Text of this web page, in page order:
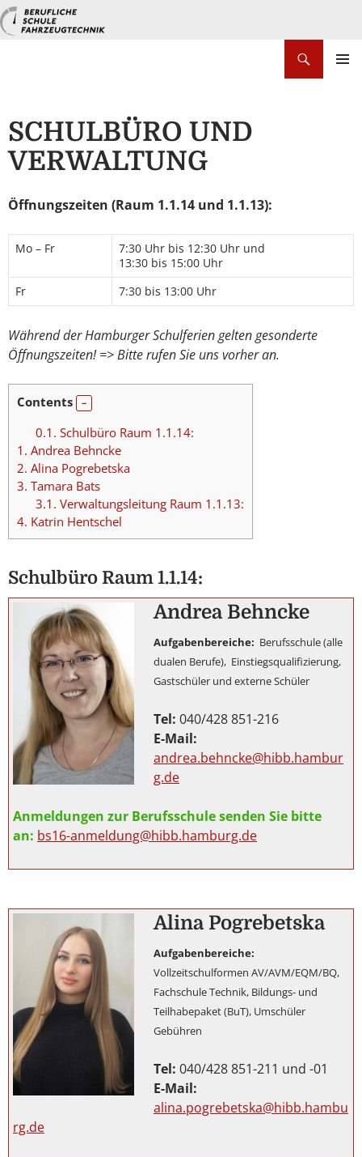
Zum
Inhalt
SCHULBÜRO UND
VERWALTUNG
Öffnungszeiten (Raum 1.1.14 und 1.1.13):
Mo – Fr
7:30 Uhr bis 12:30 Uhr und
13:30 bis 15:00 Uhr
Fr
7:30 bis 13:00 Uhr
Während der Hamburger Schulferien gelten gesonderte
Öffnungszeiten! => Bitte rufen Sie uns vorher an.
Contents
0.1. Schulbüro Raum 1.1.14:
1. Andrea Behncke
2. Alina Pogrebetska
3. Tamara Bats
3.1. Verwaltungsleitung Raum 1.1.13:
4. Katrin Hentschel
Schulbüro Raum 1.1.14:
Andrea Behncke
Aufgabenbereiche: Berufsschule (alle
dualen Berufe), Einstiegsqualifizierung,
Gastschüler und externe Schüler
Tel: 040/428 851-216
E-Mail:
andrea.behncke@hibb.hambur
g.de
Anmeldungen zur Berufsschule senden Sie bitte
an: bs16-anmeldung@hibb.hamburg.de
Alina Pogrebetska
Aufgabenbereiche:
Vollzeitschulformen AV/AVM/EQM/BQ,
Fachschule Technik, Bildungs- und
Teilhabepaket (BuT), Umschüler
Gebühren
Tel: 040/428 851-211 und -01
E-Mail:
alina.pogrebetska@hibb.hambu
rg.de